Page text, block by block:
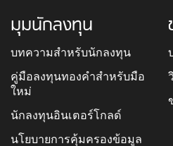
มุมนักลงทุน
บทความสำหรับนักลงทุน
คู่มือลงทุนทองคำสำหรับมือ
ใหม่
นักลงทุนอินเตอร์โกลด์
นโยบายการคุ้มครองข้อมูล